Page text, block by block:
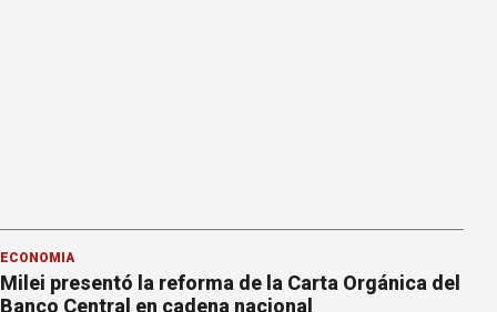
ECONOMÍA
Milei presentó la reforma de la Carta Orgánica del
Banco Central en cadena nacional